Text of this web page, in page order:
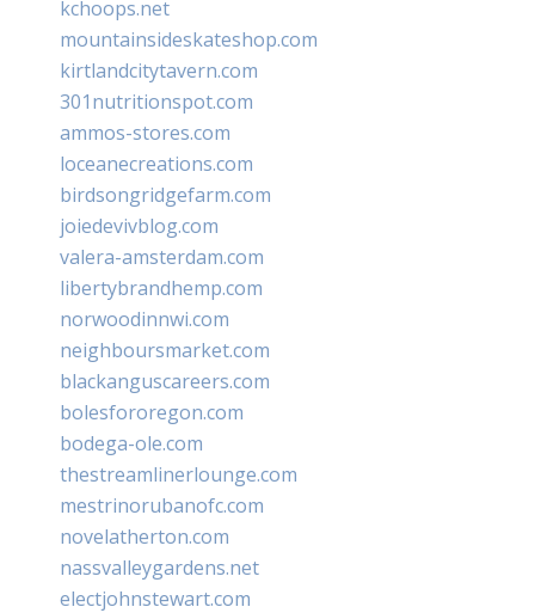
kchoops.net
mountainsideskateshop.com
kirtlandcitytavern.com
301nutritionspot.com
ammos-stores.com
loceanecreations.com
birdsongridgefarm.com
joiedevivblog.com
valera-amsterdam.com
libertybrandhemp.com
norwoodinnwi.com
neighboursmarket.com
blackanguscareers.com
bolesfororegon.com
bodega-ole.com
thestreamlinerlounge.com
mestrinorubanofc.com
novelatherton.com
nassvalleygardens.net
electjohnstewart.com